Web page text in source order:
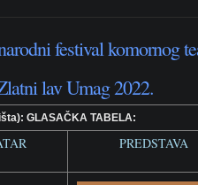
festival komornog
lav Umag 2022.
GLASAČKA TABELA:
PREDSTAVA